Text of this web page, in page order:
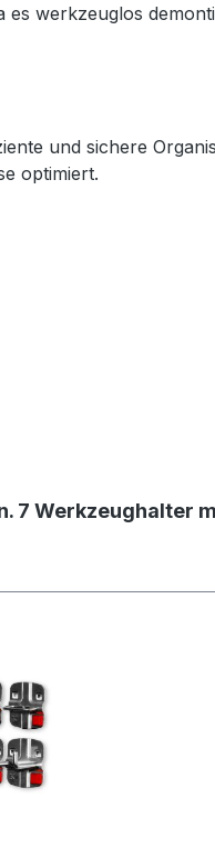
werkzeuglos
und sichere
optimiert.
Werkzeughalter